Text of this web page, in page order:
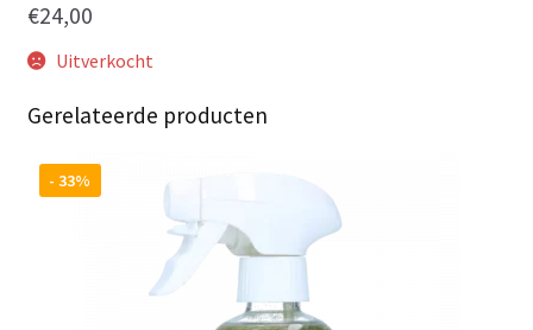
€24,00
Uitverkocht
Gerelateerde producten
- 33%